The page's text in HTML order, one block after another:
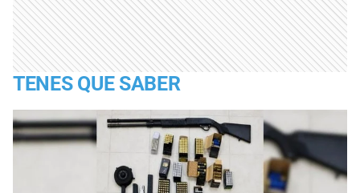
TENES QUE SABER